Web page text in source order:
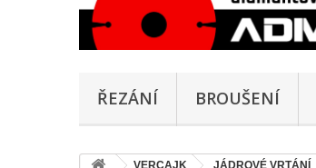
ŘEZÁNÍ BROUŠENÍ
VERCAJK JÁDROVÉ VRTÁNÍ